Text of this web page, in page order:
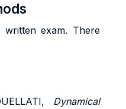
exam. There
Dynamical